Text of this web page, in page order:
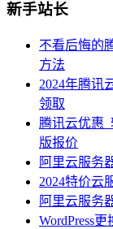
新手站长
不看后悔的
方法
2024年腾讯
领取
腾讯云优惠
版报价
阿里云服务
2024特价云
阿里云服务
WordPress